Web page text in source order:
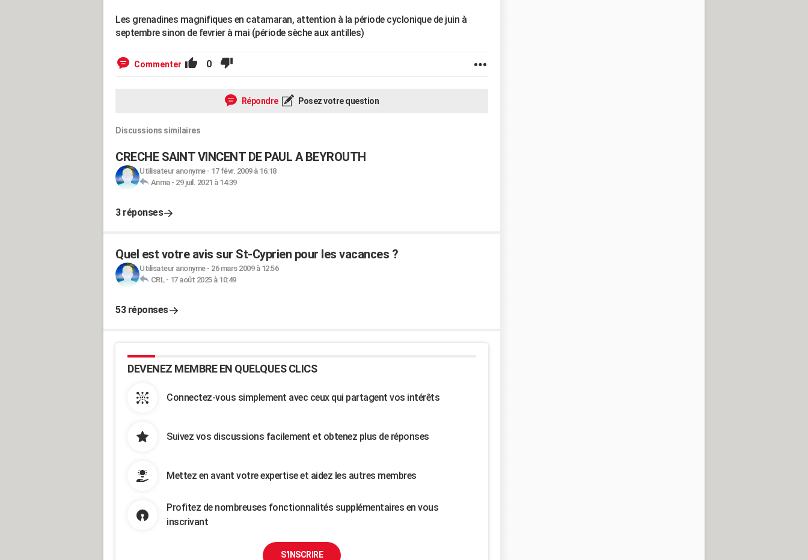
Les grenadines magnifiques en catamaran, attention à la période cyclonique de juin à
septembre sinon de fevrier à mai (période sèche aux antilles)
Commenter 0
Répondre Posez votre question
Discussions similaires
CRECHE SAINT VINCENT DE PAUL A BEYROUTH
Utilisateur anonyme- 17 févr. 2009 à 16:18
Anma- 29 juil. 2021 à 14:39
3 réponses
Quel est votre avis sur St-Cyprien pour les vacances ?
Utilisateur anonyme- 26 mars 2009 à 12:56
CRL- 17 août 2025 à 10:49
53 réponses
DEVENEZ MEMBRE EN QUELQUES CLICS
Connectez-vous simplement avec ceux qui partagent vos intérêts
Suivez vos discussions facilement et obtenez plus de réponses
Mettez en avant votre expertise et aidez les autres membres
Profitez de nombreuses fonctionnalités supplémentaires en vous
inscrivant
S'INSCRIRE